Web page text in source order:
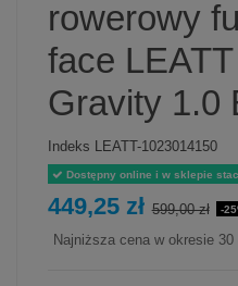
rowerowy full
face
Gravity 1.0
Indeks LEATT-1023014150
Dostępny online i w sklepie
449,25 zł 599,00 zł -
Najniższa cena w okresie